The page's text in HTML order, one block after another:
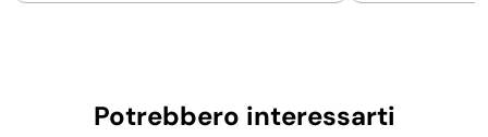
Potrebbero interessarti